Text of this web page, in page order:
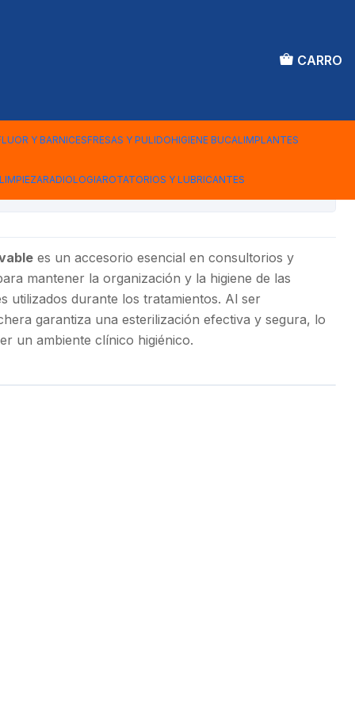
CARRO
Y BARNICESFRESAS Y PULIDOHIGIENE BUCALIMPLANTES
RADIOLOGIAROTATORIOS Y LUBRICANTES
es un accesorio esencial en consultorios y
mantener la organización y la higiene de las
utilizados durante los tratamientos. Al ser
garantiza una esterilización efectiva y segura, lo
un ambiente clínico higiénico.